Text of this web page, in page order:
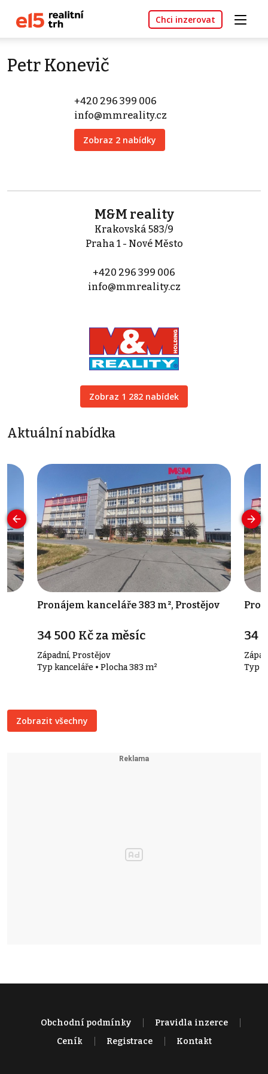
Chci inzerovat
Petr Konevič
+420 296 399 006
info@mmreality.cz
Zobraz 2 nabídky
M&M reality
Krakovská 583/9
Praha 1 - Nové Město
+420 296 399 006
info@mmreality.cz
Zobraz 1 282 nabídek
Aktuální nabídka
Pronájem kanceláře 383 m², Prostějov
34 500 Kč za měsíc
Západní, Prostějov
Typ kanceláře • Plocha 383 m²
34
Typ
Zobrazit všechny
Obchodní podmínky
Pravidla inzerce
Ceník
Registrace Kontakt